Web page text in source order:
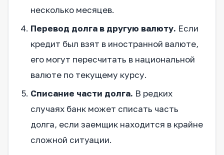
несколько месяцев.
Перевод долга в другую валюту. Если
кредит был взят в иностранной валюте,
его могут пересчитать в национальной
валюте по текущему курсу.
Списание части долга. В редких
случаях банк может списать часть
долга, если заемщик находится в крайне
сложной ситуации.